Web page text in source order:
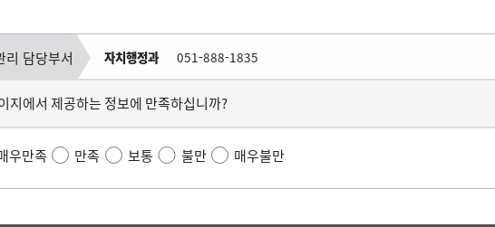
리 담당부서 자치행정과 051-888-1835
지에서 제공하는 정보에 만족하십니까?
우만족 만족 보통 불만 매우불만